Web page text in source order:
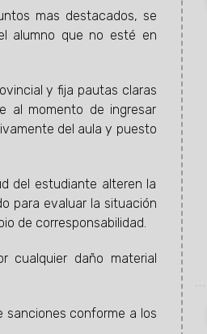
mas destacados, se
alumno que no esté en
y fija pautas claras
al momento de ingresar
del aula y puesto
del estudiante alteren la
para evaluar la situación
de corresponsabilidad.
cualquier daño material
sanciones conforme a los